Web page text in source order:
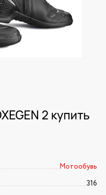
2 купить
Мотообувь
316